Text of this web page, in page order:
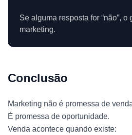
Se alguma resposta for “não”, o
marketing.
Conclusão
Marketing não é promessa de
É promessa de oportunidade.
Venda acontece quando existe: